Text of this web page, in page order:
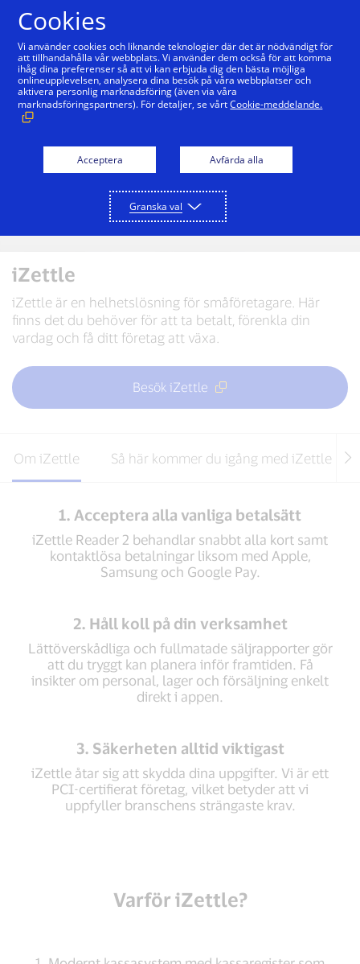
iZettle
iZettle är en helhetslösning för småföretagare. Här
finns det du behöver för att ta betalt, förenkla din
vardag och få ditt företag att växa.
Besök iZettle
Om iZettle Så här kommer du igång med iZettle på
1. Acceptera alla vanliga betalsätt
iZettle Reader 2 behandlar snabbt alla kort samt
kontaktlösa betalningar liksom med Apple,
Samsung och Google Pay.
2. Håll koll på din verksamhet
Lättöverskådliga och fullmatade säljrapporter gör
att du tryggt kan planera inför framtiden. Få
insikter om personal, lager och försäljning enkelt
direkt i appen.
3. Säkerheten alltid viktigast
iZettle åtar sig att skydda dina uppgifter. Vi är ett
PCI-certifierat företag, vilket betyder att vi
uppfyller branschens strängaste krav.
Varför iZettle?
Cookies
Vi använder cookies och liknande teknologier där det är nödvändigt för
att tillhandahålla vår webbplats. Vi använder dem också för att komma
ihåg dina preferenser så att vi kan erbjuda dig den bästa möjliga
onlineupplevelsen, analysera dina besök på våra webbplatser och
aktivera personlig marknadsföring (även via våra
marknadsföringspartners). För detaljer, se vårtCookie-meddelande.
Acceptera Avfärda alla
Granska val